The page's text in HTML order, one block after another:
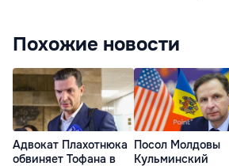
Похожие новости
Адвокат Плахотнюка
обвиняет Тофана в
Посол Молдовы
Кульминский